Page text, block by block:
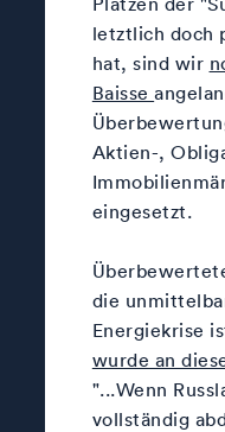
letztlich doch
hat, sind wir
Baisse
Aktien-,
eingesetzt.
die
Energiekrise
wurde an
"...Wenn
vollständig